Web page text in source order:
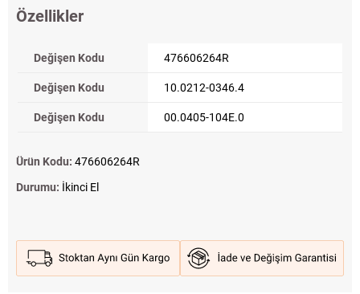
Özellikler
Değişen Kodu 476606264R
Değişen Kodu 10.0212-0346.4
Değişen Kodu 00.0405-104E.0
Ürün Kodu: 476606264R
Durumu: İkinci El